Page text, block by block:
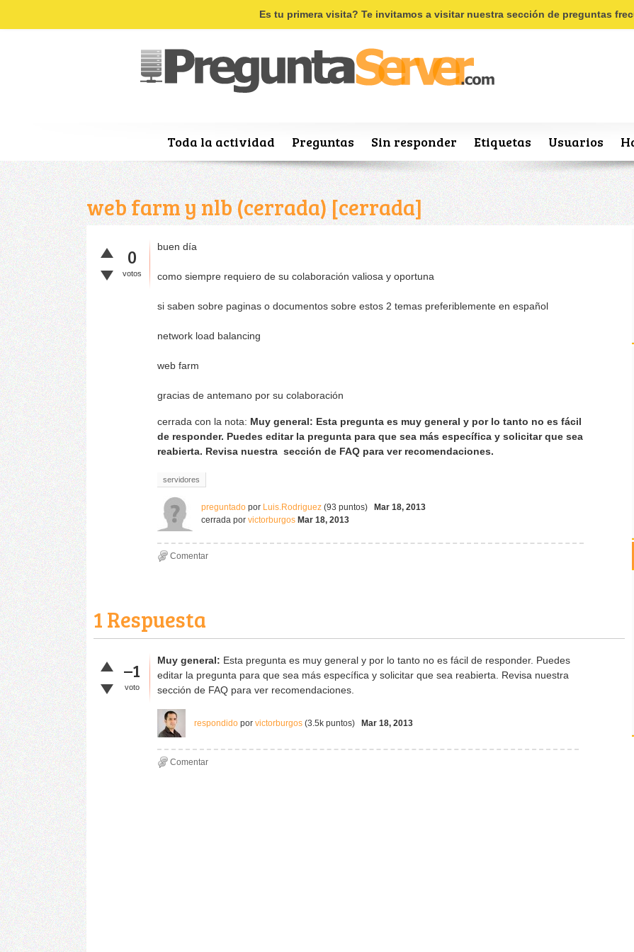
Recordar Registro
Es tu primera visita? Te invitamos a visitar nuestra sección de preguntas
Toda la actividad Preguntas Sin responder Etiquetas Usuarios
web farm y nlb (cerrada)[cerrada]
0
votos
buen día
como siempre requiero de su colaboración valiosa y oportuna
si saben sobre paginas o documentos sobre estos 2 temas preferiblemente en español
network load balancing
web farm
gracias de antemano por su colaboración
cerrada con la nota: Muy general: Esta pregunta es muy general y por lo tanto no es fácil
de responder. Puedes editar la pregunta para que sea más específica y solicitar que sea
reabierta. Revisa nuestra sección de FAQ para ver recomendaciones.
servidores
preguntado por Luis.Rodriguez (93 puntos)
Mar 18, 2013
cerrada por victorburgos Mar 18, 2013
1 Respuesta
–1
voto
Muy general: Esta pregunta es muy general y por lo tanto no es fácil de responder. Puedes
editar la pregunta para que sea más específica y solicitar que sea reabierta. Revisa nuestra
sección de FAQ para ver recomendaciones.
respondido por victorburgos (3.5k puntos) Mar 18, 2013